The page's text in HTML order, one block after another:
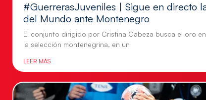
#GuerrerasJuveniles | Sigue en directo
del Mundo ante Montenegro
El conjunto dirigido por Cristina Cabeza busca el oro
la selección montenegrina, en un
LEER MÁS